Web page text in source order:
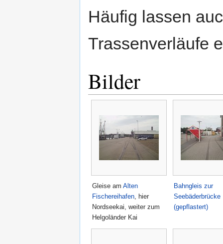
Häufig lassen
Trassenverläufe
Bilder
Gleise am Alten
Fischereihafen, hier
Nordseekai, weiter zum
Helgoländer Kai
Bahngleis zur
Seebäderbrücke
(gepflastert)